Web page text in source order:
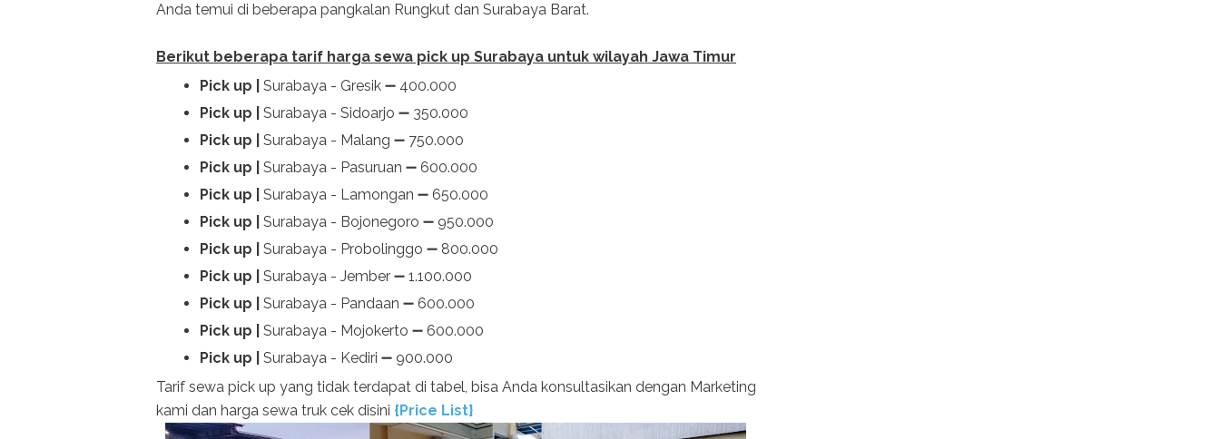
Anda temui di beberapa pangkalan Rungkut dan Surabaya Barat.
Berikut beberapa tarif harga sewa pick up Surabaya untuk wilayah Jawa Timur
Pick up | Surabaya - Gresik ➖ 400.000
Pick up | Surabaya - Sidoarjo ➖ 350.000
Pick up | Surabaya - Malang ➖ 750.000
Pick up | Surabaya - Pasuruan ➖ 600.000
Pick up | Surabaya - Lamongan ➖ 650.000
Pick up | Surabaya - Bojonegoro ➖ 950.000
Pick up | Surabaya - Probolinggo ➖ 800.000
Pick up | Surabaya - Jember ➖ 1.100.000
Pick up | Surabaya - Pandaan ➖ 600.000
Pick up | Surabaya - Mojokerto ➖ 600.000
Pick up | Surabaya - Kediri ➖ 900.000
Tarif sewa pick up yang tidak terdapat di tabel, bisa Anda konsultasikan dengan Marketing
kami dan harga sewa truk cek disini {Price List}